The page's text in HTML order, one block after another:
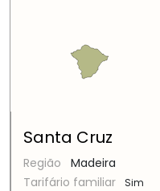
Santa Cruz
Região
Madeira
Tarifário familiar
Sim